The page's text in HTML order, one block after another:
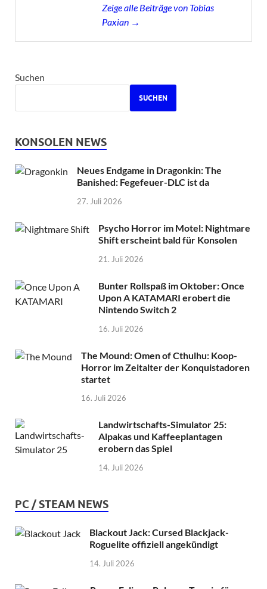
Zeige alle Beiträge von Tobias
Paxian →
Suchen
SUCHEN
KONSOLEN NEWS
Neues Endgame in Dragonkin: The
Banished: Fegefeuer-DLC ist da
27. Juli 2026
Psycho Horror im Motel: Nightmare
Shift erscheint bald für Konsolen
21. Juli 2026
Bunter Rollspaß im Oktober: Once
Upon A KATAMARI erobert die
Nintendo Switch 2
16. Juli 2026
The Mound: Omen of Cthulhu: Koop-
Horror im Zeitalter der Konquistadoren
startet
16. Juli 2026
Landwirtschafts-Simulator 25:
Alpakas und Kaffeeplantagen
erobern das Spiel
14. Juli 2026
PC / STEAM NEWS
Blackout Jack: Cursed Blackjack-
Roguelite offiziell angekündigt
14. Juli 2026